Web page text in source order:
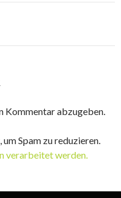
Kommentar abzugeben.
Spam zu reduzieren.
verarbeitet werden.